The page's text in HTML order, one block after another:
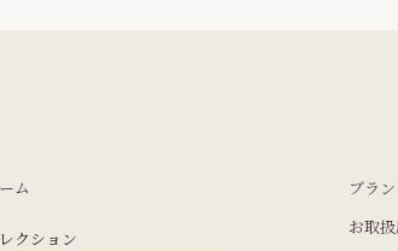
送
り
ム
クション
ブラ
お取